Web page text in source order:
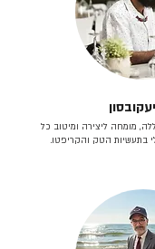
מומחה ליצירה ומיטוב כל
בתעשיות הטק והקריפטו.